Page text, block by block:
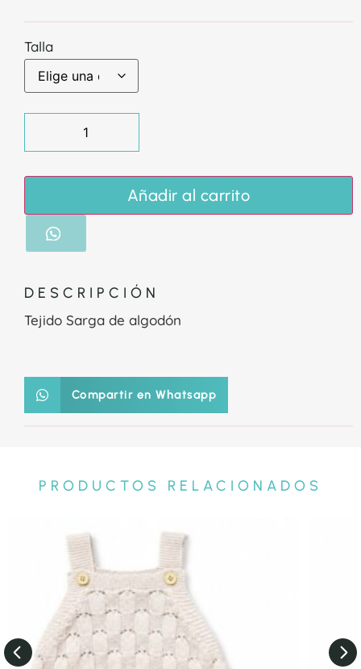
Talla
Añadir al carrito
DESCRIPCIÓN
Tejido Sarga de algodón
Compartir en Whatsapp
PRODUCTOS RELACIONADOS